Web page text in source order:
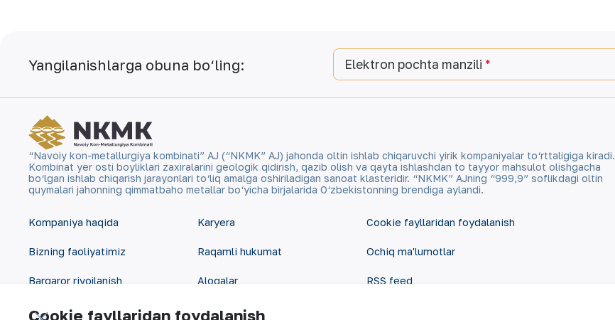
Yangilanishlarga obuna bo‘ling: Elektron pochta manzili
“Navoiy kon-metallurgiya kombinati” AJ (“NKMK” AJ) jahonda oltin ishlab chiqaruvchi yirik kompaniyalar to‘rttaligiga kiradi.
Kombinat yer osti boyliklari zaxiralarini geologik qidirish, qazib olish va qayta ishlashdan to tayyor mahsulot olishgacha
bo‘lgan ishlab chiqarish jarayonlari to‘liq amalga oshiriladigan sanoat klasteridir. “NKMK” AJning “999,9” soflikdagi oltin
quymalari jahonning qimmatbaho metallar bo‘yicha birjalarida O‘zbekistonning brendiga aylandi.
Kompaniya haqida
Bizning faoliyatimiz
Barqaror rivojlanish
Investorlarga
Karyera
Raqamli hukumat
Aloqalar
Sayt xaritasi
Cookie fayllaridan foydalanish
Ochiq ma'lumotlar
RSS feed
Cookie fayllaridan foydalanish